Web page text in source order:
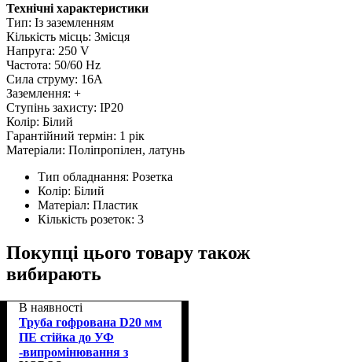
Технічні характеристики
Тип: Із заземленням
Кількість місць: 3місця
Напруга: 250 V
Частота: 50/60 Hz
Сила струму: 16А
Заземлення: +
Ступінь захисту: IP20
Колір: Білий
Гарантійний термін: 1 рік
Матеріали: Поліпропілен, латунь
Тип обладнання: Розетка
Колір: Білий
Матеріал: Пластик
Кількість розеток: 3
Покупці цього товару також
вибирають
В наявності
Труба гофрована D20 мм
ПЕ стійка до УФ
-випромінювання з